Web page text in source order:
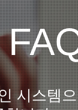
시스템